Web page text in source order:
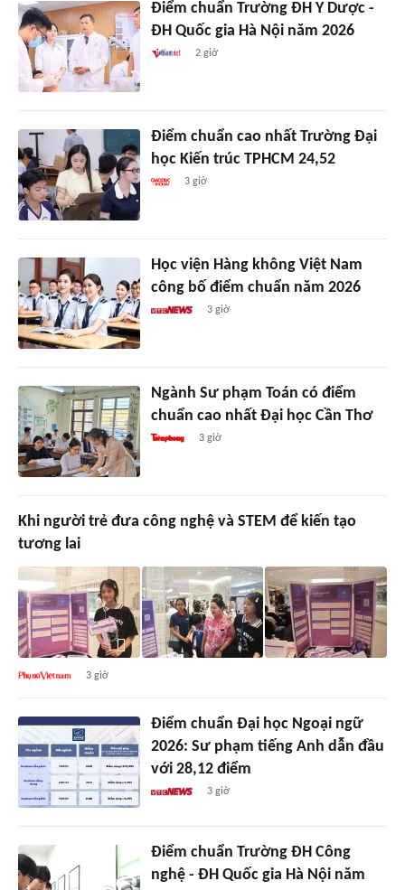
Điểm chuẩn Trường ĐH Y Dược -
ĐH Quốc gia Hà Nội năm 2026
2 giờ
Điểm chuẩn cao nhất Trường Đại
học Kiến trúc TPHCM 24,52
3 giờ
Học viện Hàng không Việt Nam
công bố điểm chuẩn năm 2026
3 giờ
Ngành Sư phạm Toán có điểm
chuẩn cao nhất Đại học Cần Thơ
3 giờ
Khi người trẻ đưa công nghệ và STEM để kiến tạo
tương lai
3 giờ
Điểm chuẩn Đại học Ngoại ngữ
2026: Sư phạm tiếng Anh dẫn đầu
với 28,12 điểm
3 giờ
Điểm chuẩn Trường ĐH Công
nghệ - ĐH Quốc gia Hà Nội năm